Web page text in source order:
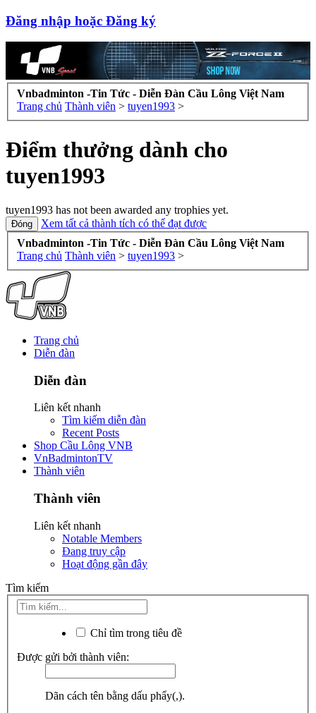
Đăng nhập hoặc Đăng ký
Vnbadminton -Tin Tức - Diễn Đàn Cầu Lông Việt Nam
Trang chủ Thành viên > tuyen1993 >
Điểm thưởng dành cho
tuyen1993
tuyen1993 has not been awarded any trophies yet.
Xem tất cả thành tích có thể đạt được
Vnbadminton -Tin Tức - Diễn Đàn Cầu Lông Việt Nam
Trang chủ Thành viên > tuyen1993 >
Trang chủ
Diễn đàn
Diễn đàn
Liên kết nhanh
Tìm kiếm diễn đàn
Recent Posts
Shop Cầu Lông VNB
VnBadmintonTV
Thành viên
Thành viên
Liên kết nhanh
Notable Members
Đang truy cập
Hoạt động gần đây
Tìm kiếm
Chỉ tìm trong tiêu đề
Được gửi bởi thành viên:
Dãn cách tên bằng dấu phẩy(,).